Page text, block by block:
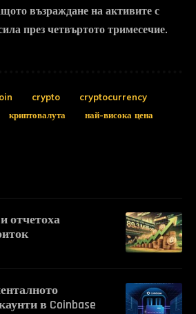
възраждане на активите с
през четвъртото тримесечие.
crypto
cryptocurrency
криптовалута най-висока цена
отчетоха
в Coinbase